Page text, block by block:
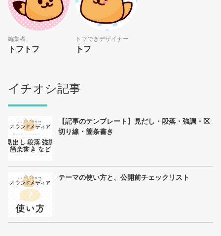
編集者
トフトフ
トフできデザイナー
トフ
イチオシ記事
【記事のテンプレート】見だし・段落・強調・区
切り線・箇条書き
テーマの使い方と、公開前チェックリスト